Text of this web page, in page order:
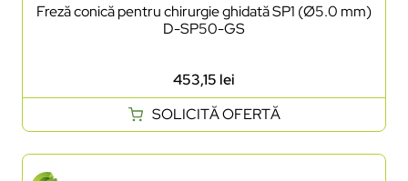
Freză conică pentru chirurgie ghidată SP1 (Ø5.0 mm)
D-SP50-GS
453,15 lei
SOLICITĂ OFERTĂ